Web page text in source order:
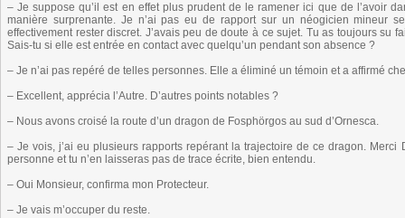
– Je suppose qu’il est en effet plus prudent de le ramener ici que de l’avoir
manière surprenante. Je n’ai pas eu de rapport sur un néogicien mineur
effectivement rester discret. J’avais peu de doute à ce sujet. Tu as toujours su
Sais-tu si elle est entrée en contact avec quelqu’un pendant son absence ?
– Je n’ai pas repéré de telles personnes. Elle a éliminé un témoin et a affirmé
– Excellent, apprécia l’Autre. D’autres points notables ?
– Nous avons croisé la route d’un dragon de Fosphörgos au sud d’Ornesca.
– Je vois, j’ai eu plusieurs rapports repérant la trajectoire de ce dragon.
personne et tu n’en laisseras pas de trace écrite, bien entendu.
– Oui Monsieur, confirma mon Protecteur.
– Je vais m’occuper du reste.